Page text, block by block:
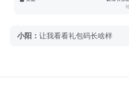
小阳 ： 让我看看礼包码长啥样